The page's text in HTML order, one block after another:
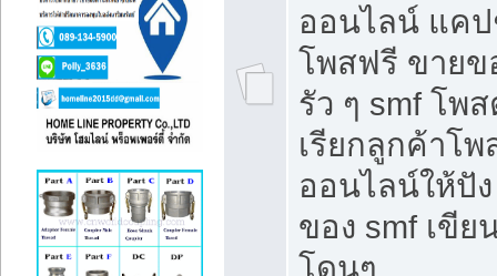
ออนไลน์ แค
โพสฟรี ขายข
รัว ๆ smf โพ
เรียกลูกค้าโ
ออนไลน์ให้ปั
ของ smf เขี
โดนๆ